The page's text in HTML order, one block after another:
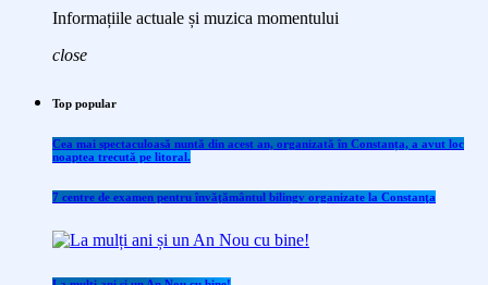
Informațiile actuale și muzica momentului
close
Top popular
Cea mai spectaculoasă nuntă din acest an, organizată în Constanța, a avut loc
noaptea trecută pe litoral.
7 centre de examen pentru învăţământul bilingv organizate la Constanţa